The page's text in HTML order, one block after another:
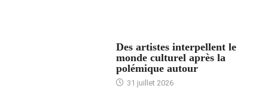
Des artistes interpellent le
monde culturel après la
polémique autour
31 juillet 2026